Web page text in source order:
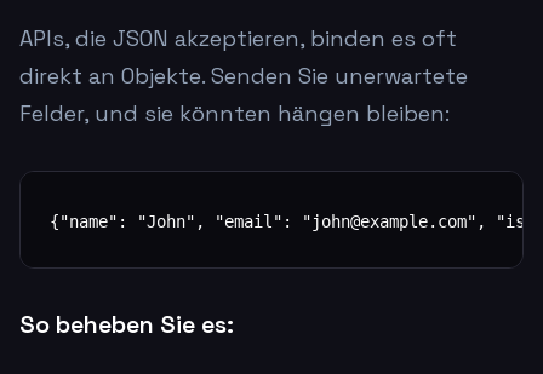
APIs, die JSON akzeptieren, binden es oft
direkt an Objekte. Senden Sie unerwartete
Felder, und sie könnten hängen bleiben:
{"name": "John", "email": "john@example.com",
So beheben Sie es: